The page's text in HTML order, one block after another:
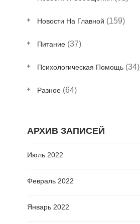
Новости На Главной (159)
Питание (37)
Психологическая Помощь (34)
Разное (64)
АРХИВ ЗАПИСЕЙ
Июль 2022
Февраль 2022
Январь 2022